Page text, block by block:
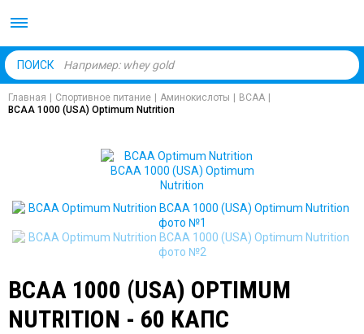
ПОИСК
Главная Спортивное питание Аминокислоты BCAA
BCAA 1000 (USA) Optimum Nutrition
BCAA 1000 (USA) OPTIMUM
NUTRITION - 60 КАПС